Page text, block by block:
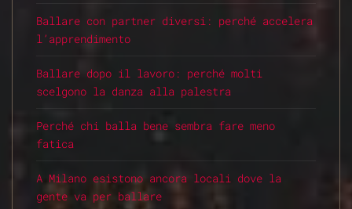
Ballare con partner diversi: perché accelera
l’apprendimento
Ballare dopo il lavoro: perché molti
scelgono la danza alla palestra
Perché chi balla bene sembra fare meno
fatica
A Milano esistono ancora locali dove la
gente va per ballare